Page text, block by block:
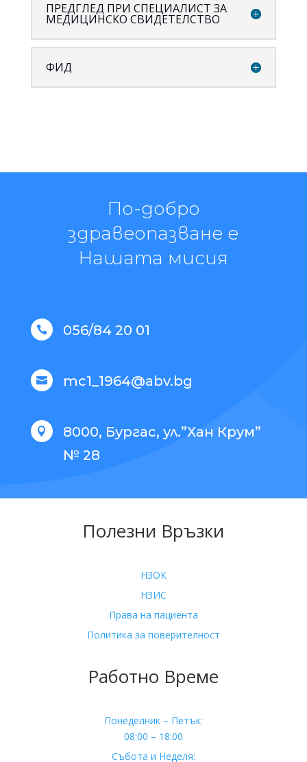
ПРЕДГЛЕД ПРИ СПЕЦИАЛИСТ ЗА
МЕДИЦИНСКО СВИДЕТЕЛСТВО
ФИД
По-добро
здравеопазване е
Нашата мисия
 056/84 20 01
 mc1_1964@abv.bg

8000, Бургас, ул.”Хан Крум”
№ 28
Полезни Връзки
НЗОК
НЗИС
Права на пациента
Политика за поверителност
Работно Време
Понеделник – Петък:
08:00 – 18:00
Събота и Неделя: